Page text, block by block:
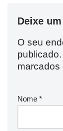
Deixe
O seu
publicado.
marcados
Nome *